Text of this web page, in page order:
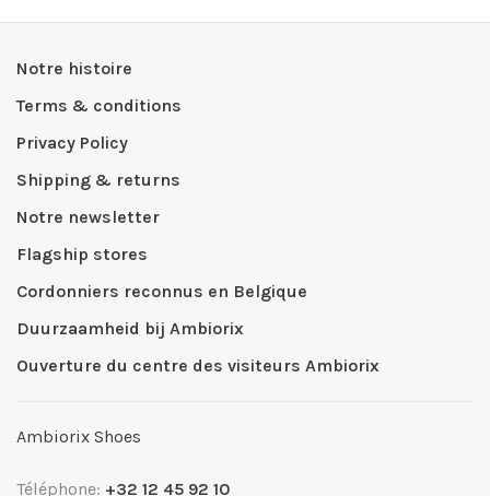
Notre histoire
Terms & conditions
Privacy Policy
Shipping & returns
Notre newsletter
Flagship stores
Cordonniers reconnus en Belgique
Duurzaamheid bij Ambiorix
Ouverture du centre des visiteurs Ambiorix
Ambiorix Shoes
Téléphone: +32 12 45 92 10